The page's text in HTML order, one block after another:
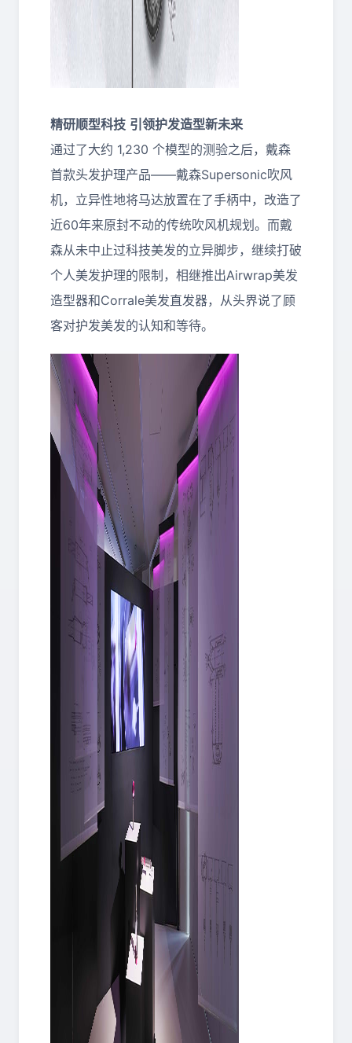
精研顺型科技 引领护发造型新未来
通过了大约 1,230 个模型的测验之后，戴森
首款头发护理产品——戴森Supersonic吹风
机，立异性地将马达放置在了手柄中，改造了
近60年来原封不动的传统吹风机规划。而戴
森从未中止过科技美发的立异脚步，继续打破
个人美发护理的限制，相继推出Airwrap美发
造型器和Corrale美发直发器，从头界说了顾
客对护发美发的认知和等待。